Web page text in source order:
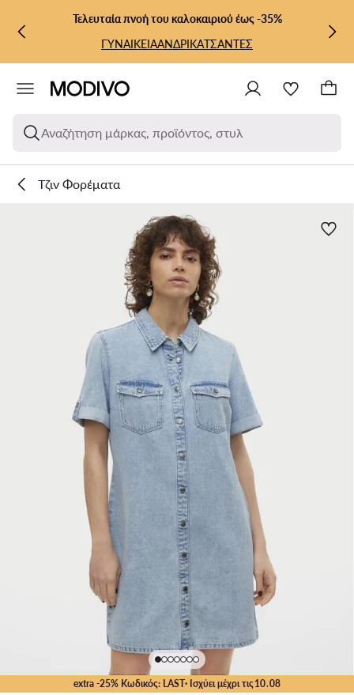
ΜΕΤΆΒΑΣΗ ΣΤΟ ΚΎΡΙΟ ΠΕΡΙΕΧΌΜΕΝΟ
ΜΕΤΆΒΑΣΗ ΣΤΗΝ ΑΝΑΖΉΤΗΣΗ
Τελευταία πνοή του καλοκαιριού έως -35%
ΓΥΝΑΙΚΕΙΑΑΝΔΡΙΚΑΤΣΑΝΤΕΣ
Αναζήτηση μάρκας, προϊόντος, στυλ
Τζιν Φορέματα
extra -25% Κωδικός: LAST· Ισχύει μέχρι τις10.08